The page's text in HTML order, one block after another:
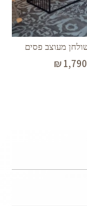
₪1,790